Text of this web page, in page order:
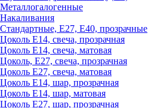
Металлогалогенные
Накаливания
Стандартные, Е27, Е40, прозрачные
Цоколь Е14, свеча, прозрачная
Цоколь Е14, свеча, матовая
Цоколь, Е27, свеча, прозрачная
Цоколь Е27, свеча, матовая
Цоколь Е14, шар, прозрачная
Цоколь Е14, шар, матовая
Цоколь Е27, шар, прозрачная